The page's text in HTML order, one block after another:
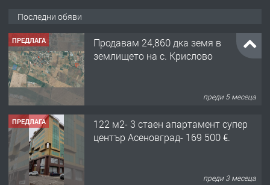
Последни обяви
ПРЕДЛАГА
Продавам 24,860 дка земя в
землището на с. Крислово
преди 5 месеца
ПРЕДЛАГА
122 м2- 3 стаен апартамент супер
център Асеновград- 169 500 €.
преди 3 месеца